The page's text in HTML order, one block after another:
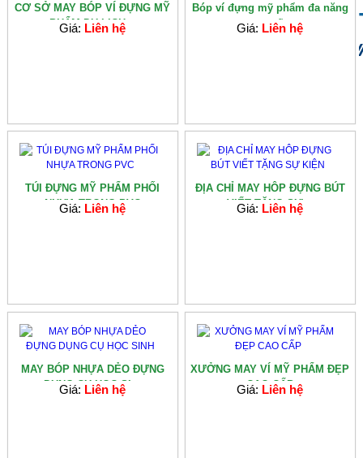
CƠ SỞ MAY BÓP VÍ ĐỰNG MỸ
PHẨM DU LỊCH...
Giá: Liên hệ
Bóp ví đựng mỹ phẩm đa năng
cao cấp
Giá: Liên hệ
TÚI ĐỰNG MỸ PHẨM PHỐI
NHỰA TRONG PVC
Giá: Liên hệ
ĐỊA CHỈ MAY HÔP ĐỰNG BÚT
VIẾT TẶNG SỰ...
Giá: Liên hệ
MAY BÓP NHỰA DẺO ĐỰNG
DỤNG CỤ HỌC SI...
Giá: Liên hệ
XƯỞNG MAY VÍ MỸ PHẨM ĐẸP
CAO CẤP
Giá: Liên hệ